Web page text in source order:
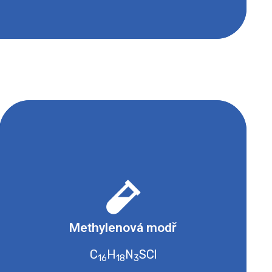
Methylenová modř
C16H18N3SCl
- Dráždivé nebo s narkotickými účinky